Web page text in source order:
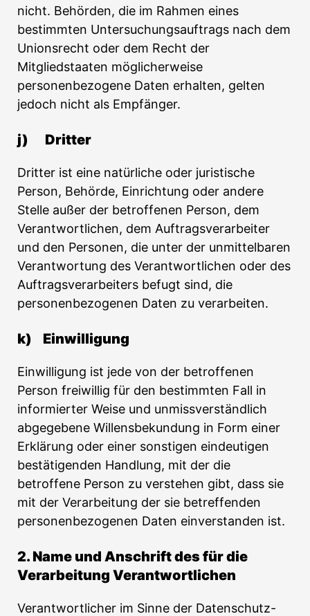
nicht. Behörden, die im Rahmen eines
bestimmten Untersuchungsauftrags nach dem
Unionsrecht oder dem Recht der
Mitgliedstaaten möglicherweise
personenbezogene Daten erhalten, gelten
jedoch nicht als Empfänger.
j) Dritter
Dritter ist eine natürliche oder juristische
Person, Behörde, Einrichtung oder andere
Stelle außer der betroffenen Person, dem
Verantwortlichen, dem Auftragsverarbeiter
und den Personen, die unter der unmittelbaren
Verantwortung des Verantwortlichen oder des
Auftragsverarbeiters befugt sind, die
personenbezogenen Daten zu verarbeiten.
k) Einwilligung
Einwilligung ist jede von der betroffenen
Person freiwillig für den bestimmten Fall in
informierter Weise und unmissverständlich
abgegebene Willensbekundung in Form einer
Erklärung oder einer sonstigen eindeutigen
bestätigenden Handlung, mit der die
betroffene Person zu verstehen gibt, dass sie
mit der Verarbeitung der sie betreffenden
personenbezogenen Daten einverstanden ist.
2. Name und Anschrift des für die
Verarbeitung Verantwortlichen
Verantwortlicher im Sinne der Datenschutz-